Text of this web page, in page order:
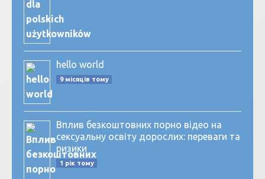
hello world
9 місяців тому
Вплив безкоштовних порно відео на
сексуальну освіту дорослих: переваги та
ризики
1 рік тому